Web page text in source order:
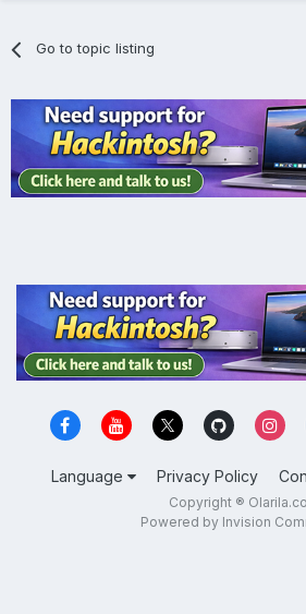
Go to topic listing
Language Privacy Policy
Copyright ®
Powered by Invision